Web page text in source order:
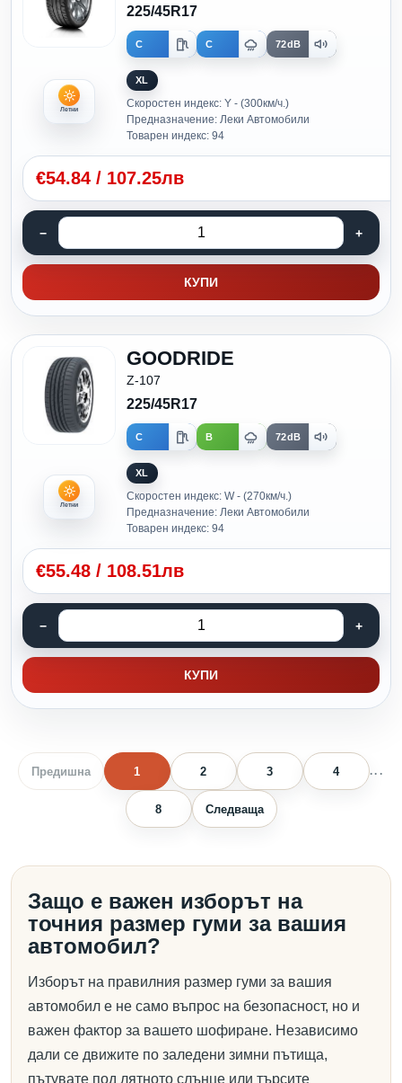
Летни
225/45R17
C C 72dB
XL
Скоростен индекс: Y - (300км/ч.)
Предназначение: Леки Автомобили
Товарен индекс: 94
€54.84 / 107.25лв
КУПИ
Летни
GOODRIDE
Z-107
225/45R17
C B 72dB
XL
Скоростен индекс: W - (270км/ч.)
Предназначение: Леки Автомобили
Товарен индекс: 94
€55.48 / 108.51лв
КУПИ
Предишна 1 2 3 4 ...
8 Следваща
Защо е важен изборът на
точния размер гуми за вашия
автомобил?
Изборът на правилния размер гуми за вашия
автомобил е не само въпрос на безопасност, но и
важен фактор за вашето шофиране. Независимо
дали се движите по заледени зимни пътища,
пътувате под лятното слънце или търсите